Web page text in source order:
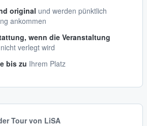
original und werden pünktlich
ankommen
wenn die Veranstaltung
verlegt wird
bis zu Ihrem Platz
Tour von LiSA